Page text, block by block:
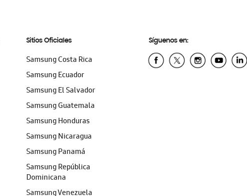
Sitios Oficiales
Samsung Costa Rica
Samsung Ecuador
Samsung El Salvador
Samsung Guatemala
Samsung Honduras
Samsung Nicaragua
Samsung Panamá
Samsung República
Dominicana
Samsung Venezuela
Síguenos en: